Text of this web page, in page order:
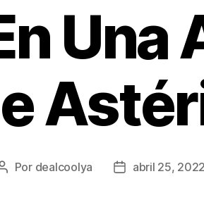
Una
Autor
Por dealcoolya
Fechaabril 25, 2022